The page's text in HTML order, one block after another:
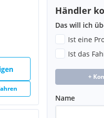
/ axial)
Home)
Händler
Das will ich
Ist eine
Ist das
+
Name